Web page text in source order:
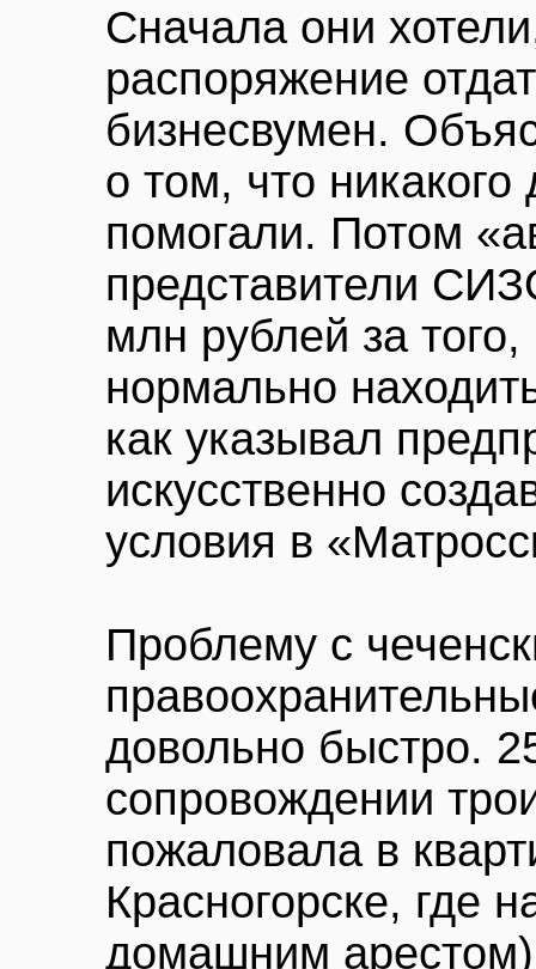
Сначала они
распоряжение
бизнесвумен.
о том, что никакого
помогали. Потом
представители
млн рублей за
нормально
как указывал
искусственно
условия в
Проблему с
довольно быстро.
сопровождении
пожаловала в
Красногорске, где
домашним